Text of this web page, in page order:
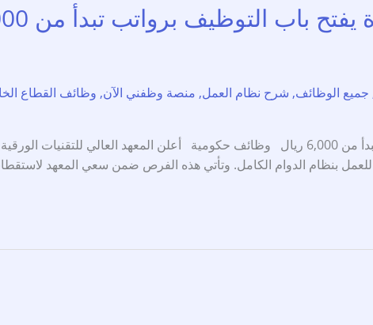
باب التوظيف برواتب تبدأ من 6,000 ريال
جميع الوظائف, شرح نظام العمل, منصة وظفني الآن, وظائف القطاع
المعهد العالي للتقنيات الورقية بجدة يفتح باب التوظيف برواتب تبدأ من 6,000 ريال
للعمل بنظام الدوام الكامل. وتأتي هذه الفرص ضمن سعي المعهد